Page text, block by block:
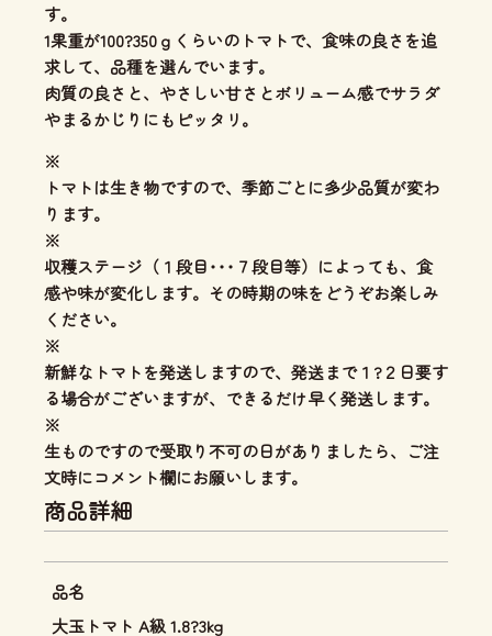
す。
1果重が100?350ｇくらいのトマトで、食味の良さを追
求して、品種を選んでいます。
肉質の良さと、やさしい甘さとボリューム感でサラダ
やまるかじりにもピッタリ。
※
トマトは生き物ですので、季節ごとに多少品質が変わ
ります。
※
収穫ステージ（１段目･･･７段目等）によっても、食
感や味が変化します。その時期の味をどうぞお楽しみ
ください。
※
新鮮なトマトを発送しますので、発送まで１?２日要す
る場合がございますが、できるだけ早く発送します。
※
生ものですので受取り不可の日がありましたら、ご注
文時にコメント欄にお願いします。
商品詳細
品名
大玉トマト A級 1.8?3kg